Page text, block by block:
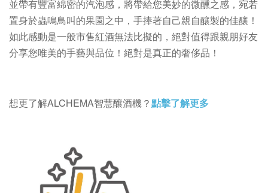
並帶有豐富綿密的汽泡感，將帶給您美妙的微醺之感，宛若
置身於蟲鳴鳥叫的果園之中，手捧著自己親自釀製的佳釀！
如此感動是一般市售紅酒無法比擬的，絕對值得跟親朋好友
分享您唯美的手藝與品位！絕對是真正的奢侈品！
想更了解ALCHEMA智慧釀酒機？點擊了解更多